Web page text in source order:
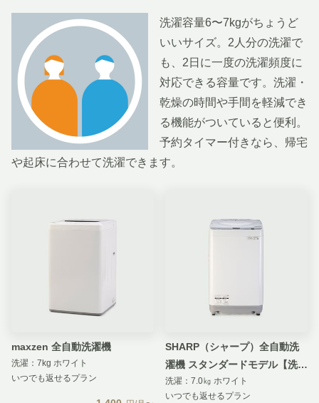
洗濯容量6〜7kgがちょうど
いいサイズ。2人分の洗濯で
も、2日に一度の洗濯頻度に
対応できる容量です。洗濯・
乾燥の時間や手間を軽減でき
る機能がついていると便利。
予約タイマー付きなら、帰宅
や起床に合わせて洗濯できます。
maxzen 全自動洗濯機
洗濯：7kg ホワイト
いつでも返せるプラン
SHARP（シャープ）全自動洗
濯機 スタンダードモデル【洗濯
7㎏】
洗濯：7.0㎏ ホワイト
いつでも返せるプラン